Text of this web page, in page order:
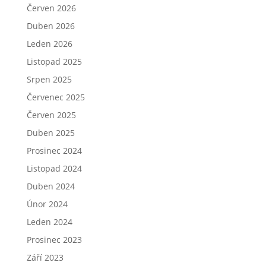
Červen 2026
Duben 2026
Leden 2026
Listopad 2025
Srpen 2025
Červenec 2025
Červen 2025
Duben 2025
Prosinec 2024
Listopad 2024
Duben 2024
Únor 2024
Leden 2024
Prosinec 2023
Září 2023